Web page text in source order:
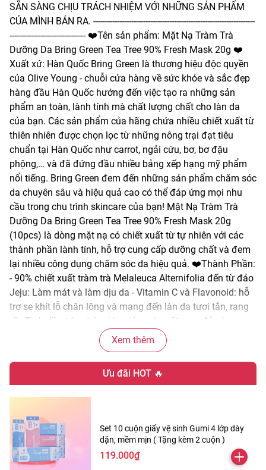
SẴN SÀNG CHỊU TRÁCH NHIỆM VỚI NHỮNG SẢN PHẨM
CỦA MÌNH BÁN RA. --------------------------------------------------------------------
-------------------------------- ❤️Tên sản phẩm: Mặt Nạ Tràm Trà
Dưỡng Da Bring Green Tea Tree 90% Fresh Mask 20g ❤️
Xuất xứ: Hàn Quốc Bring Green là thương hiệu độc quyền
của Olive Young - chuỗi cửa hàng về sức khỏe và sắc đẹp
hàng đầu Hàn Quốc hướng đến việc tạo ra những sản
phẩm an toàn, lành tính mà chất lượng chất cho làn da
của bạn. Các sản phẩm của hãng chứa nhiều chiết xuất từ
thiên nhiên được chọn lọc từ những nông trại đạt tiêu
chuẩn tại Hàn Quốc như carrot, ngải cứu, bơ, bơ đậu
phộng,… và đã đứng đầu nhiều bảng xếp hạng mỹ phẩm
nổi tiếng. Bring Green đem đến những sản phẩm chăm sóc
da chuyên sâu và hiệu quả cao có thể đáp ứng mọi nhu
cầu trong chu trình skincare của bạn! Mặt Nạ Tràm Trà
Dưỡng Da Bring Green Tea Tree 90% Fresh Mask 20g
(10pcs) là dòng mặt nạ có chiết xuất từ tự nhiên với các
thành phần lành tính, hỗ trợ cung cấp dưỡng chất và đem
lại nhiều công dụng chăm sóc da hiệu quả. ❤️Thành Phần:
- 90% chiết xuất tràm trà Melaleuca Alternifolia đến từ đảo
Jeju: Làm mát và làm dịu da - Vitamin C và Flavonoid: hỗ
trợ se khít lỗ chân lông và mang đến làn da tươi tắn, rạng
rỡ - Tinh dầu tràm trà: giúp giảm các nốt mụn đỏ, vim. -
Allantoin: Giúp làm mềm da ❤️Công dụng: - Làm dịu và
cấp ẩm cực đỉnh cho da. Khắc phục ngay tình trạng da
sần mệt mỏi do thiếu nước - Tăng độ đàn hồi cho làn da
đầy sức sống, làm chậm quá trình lão hóa. - Dưỡng trắng
dẫn sử dụng: Bước 1: Vệ sinh mặt sạch sẽ bằng
toner/nước. Bước 2: Đắp mặt nạ giấy lên mặt. Bước 3: Thư
giãn từ 15-20 phút. Vỗ nhẹ mặt sau khi sử dụng để các
dưỡng chất thẩm thấu vào da #dtnq #daothinhuquynh
Xem thêm
Ưu đãi HOT 🔥
Set 10 cuộn giấy vệ sinh Gumi 4 lớp dày
dặn, mềm mịn ( Tặng kèm 2 cuộn )
119.000₫